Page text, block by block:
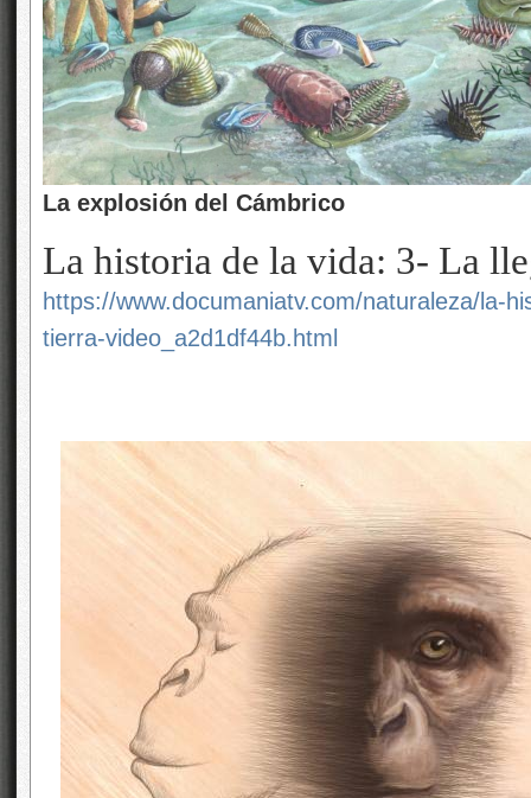
La explosión del Cámbrico
La historia de la vida: 3- La
https://www.documaniatv.com/naturaleza/la-
tierra-video_a2d1df44b.html